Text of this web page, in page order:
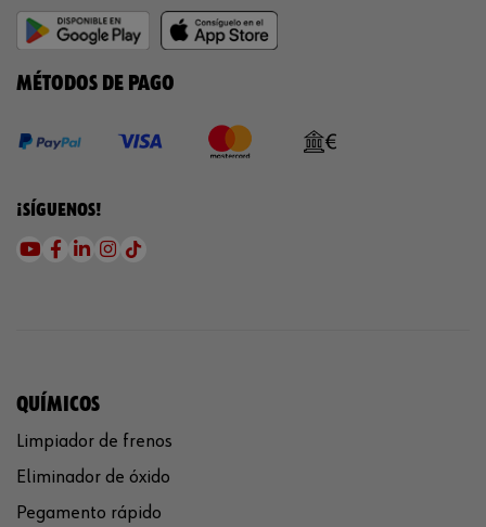
MÉTODOS DE PAGO
¡SÍGUENOS!
QUÍMICOS
Limpiador de frenos
Eliminador de óxido
Pegamento rápido